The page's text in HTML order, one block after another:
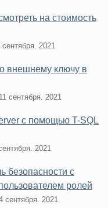
на стоимость
2021
внешнему ключу в
сентября. 2021
с помощью T-SQL
2021
безопасности с
ролей
сентября. 2021